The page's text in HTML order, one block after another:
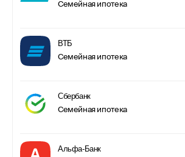
Семейная ипотека
ВТБ
Семейная ипотека
Сбербанк
Семейная ипотека
Альфа-Банк